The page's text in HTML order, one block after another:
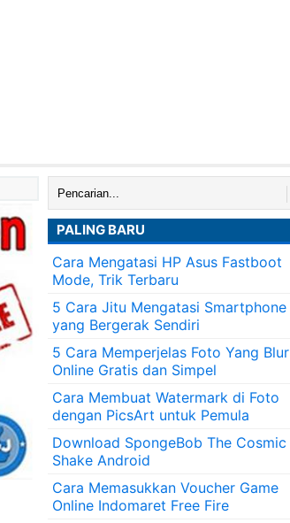
Cari:
PALING BARU
Cara Mengatasi HP Asus Fastboot
Mode, Trik Terbaru
5 Cara Jitu Mengatasi Smartphone
yang Bergerak Sendiri
5 Cara Memperjelas Foto Yang Blur
Online Gratis dan Simpel
Cara Membuat Watermark di Foto
dengan PicsArt untuk Pemula
Download SpongeBob The Cosmic
Shake Android
Cara Memasukkan Voucher Game
Online Indomaret Free Fire